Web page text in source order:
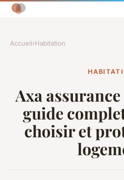
Accueil›Habitation
Axa
guide
choisir et